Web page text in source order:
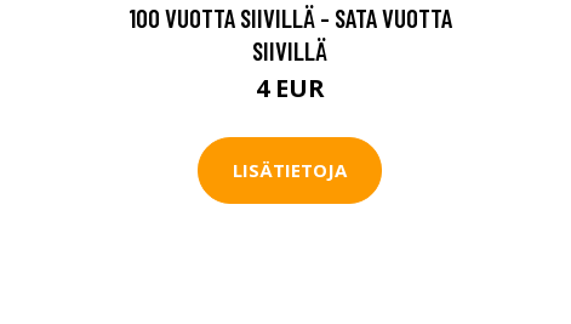
100 VUOTTA SIIVILLÄ - SATA VUOTTA
SIIVILLÄ
4 EUR
LISÄTIETOJA